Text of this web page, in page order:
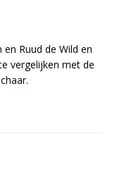
Ruud de Wild en
vergelijken met de